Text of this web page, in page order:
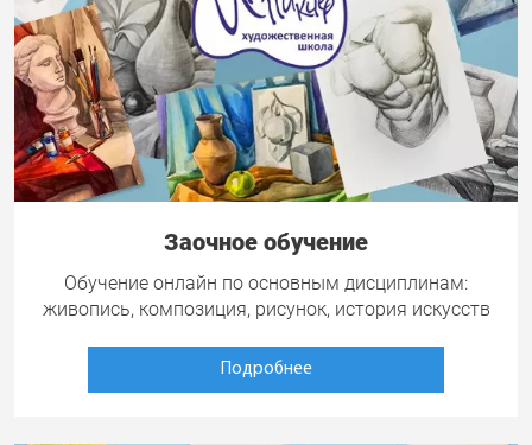
Заочное обучение
Обучение онлайн по основным дисциплинам:
живопись, композиция, рисунок, история искусств
Подробнее